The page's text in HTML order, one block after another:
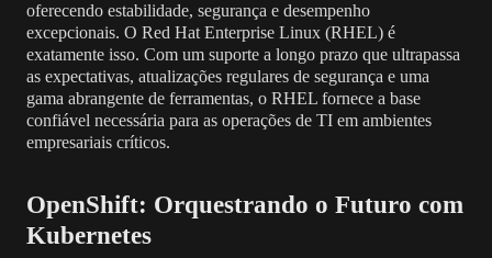
oferecendo estabilidade, segurança e desempenho
excepcionais. O Red Hat Enterprise Linux (RHEL) é
exatamente isso. Com um suporte a longo prazo que ultrapassa
as expectativas, atualizações regulares de segurança e uma
gama abrangente de ferramentas, o RHEL fornece a base
confiável necessária para as operações de TI em ambientes
empresariais críticos.
OpenShift: Orquestrando o Futuro com
Kubernetes